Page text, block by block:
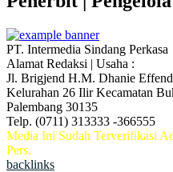
PT. Intermedia Sindang Perkasa
Alamat Redaksi | Usaha :
Jl. Brigjend H.M. Dhanie
Kelurahan 26 Ilir Kecamatan
Palembang 30135
Telp. (0711) 313333 -366555
Media Ini Sudah Terverifikasi
Pers.
backlinks